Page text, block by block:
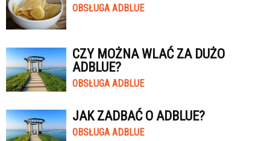
OBSŁUGA ADBLUE
CZY MOŻNA WLAĆ ZA DUŻO
ADBLUE?
OBSŁUGA ADBLUE
JAK ZADBAĆ O ADBLUE?
OBSŁUGA ADBLUE